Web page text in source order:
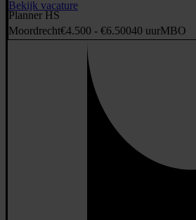
Planner HS
Moordrecht€4.500 - €6.50040 uurMBO
Bekijk vacature